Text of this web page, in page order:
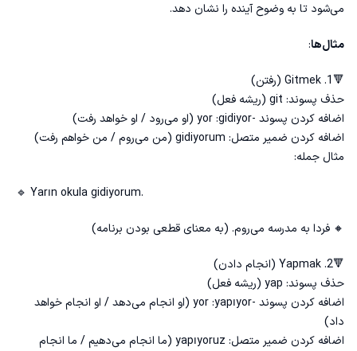
می‌شود تا به وضوح آینده را نشان دهد.
مثال‌ها:
🔻1. Gitmek (رفتن)
حذف پسوند: git (ریشه فعل)
اضافه کردن پسوند -yor :gidiyor (او می‌رود / او خواهد رفت)
اضافه کردن ضمیر متصل: gidiyorum (من می‌روم / من خواهم رفت)
مثال جمله:
🔹 Yarın okula gidiyorum.
🔸 فردا به مدرسه می‌روم. (به معنای قطعی بودن برنامه)
🔻2. Yapmak (انجام دادن)
حذف پسوند: yap (ریشه فعل)
اضافه کردن پسوند -yor :yapıyor (او انجام می‌دهد / او انجام خواهد
داد)
اضافه کردن ضمیر متصل: yapıyoruz (ما انجام می‌دهیم / ما انجام